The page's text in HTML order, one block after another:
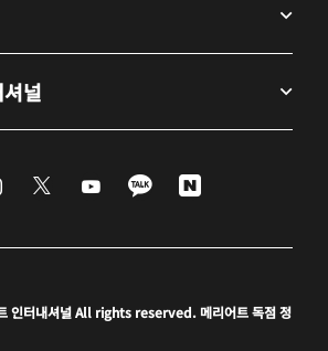
널
Instagram
창 열기
Twitter
새 창 열기
Youtube
새 창 열기
LineApp
새 창 열기
Naver
새 창 열기
인터내셔널 All rights reserved. 메리어트 독점 정